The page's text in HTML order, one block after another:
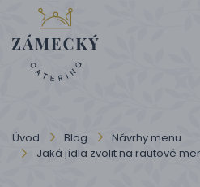
Úvod Blog
Návrhy menu
Jaká jídla zvolit na rautové